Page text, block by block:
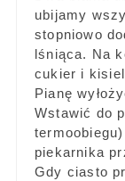
ubijamy
stopniowo
lśniąca. Na
cukier i
Pianę
Wstawić do
piekarnika
Gdy ciasto